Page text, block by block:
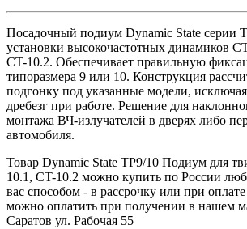
Посадочный подиум Dynamic State серии
установки высокочастотных динамиков
CT-10.2. Обеспечивает правильную
типоразмера 9 или 10. Конструкция
подгонку под указанные модели,
дребезг при работе. Решение для
монтажа ВЧ-излучателей в дверях либо
автомобиля.
Товар Dynamic State TP9/10 Подиум для
10.1, CT-10.2 можно купить по России
вас способом - в рассрочку или при
можно оплатить при получении в нашем
Саратов ул. Рабочая 55